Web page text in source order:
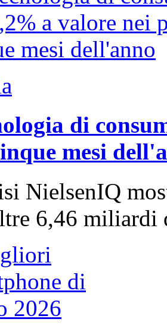
di
mesi
NielsenIQ
6,46